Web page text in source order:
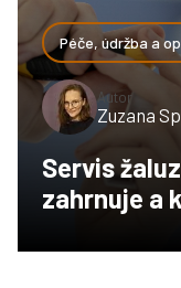
Péče, údržba a
Autor
Zuzana
Servis
zahrnuje a